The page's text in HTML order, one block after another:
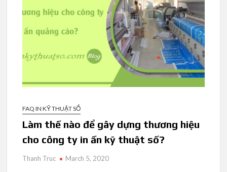
FAQ IN KỸ THUẬT SỐ
Làm thế nào để gây dựng thương hiệu
cho công ty in ấn kỹ thuật số?
Thanh Truc March 5, 2020